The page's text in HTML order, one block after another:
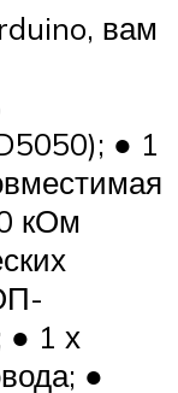
вам
● 1
кОм
● 1 х
●